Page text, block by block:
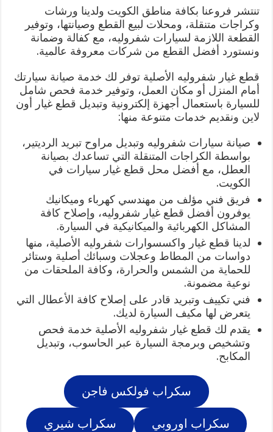
تنتشر فروعنا بكافة مناطق الكويت ولدينا ورشات
وكراجات متنقلة، ومحلات لبيع القطع وصيانتها، وتوفير
القطعة اللازمة لسيارات شفروليه، مع كفالة وضمانة
ونستورد أفضل القطع من شركات معروفة عالمية.
قطع غيار شفروليه الأصلية توفر لك خدمة صيانة سيارتك
أمام المنزل أو مكان العمل، وتوفير خدمة فحص شامل
للسيارة باستعمال أجهزة إلكترونية وتبديل قطع غيار أون
لاين ونقديم خدمات متنوعة منها:
صيانة سيارات شفروليه وتبديل مراوح تبريد الرديتير،
بواسطة الكراجات المتنقلة التي تساعدك بصيانة
العطل، مع أفضل محل قطع غيار سيارات في
الكويت.
فريق فني مؤلف من مهندسي كهرباء وميكانيك
يوفرون أفضل قطع غيار شفروليه، وإصلاح كافة
المشاكل الكهربائية والميكانيكية في السيارة.
لدينا قطع غيار واكسسوارات شفروليه الأصلية، منها
دواسات من المطاط وعجلات وسبائك أصلية وستائر
للحماية من الشمس والحرارة، وكافة الملحقات من
نوعية مضمونة.
فني تكييف وتبريد قادر على إصلاح كافة الأعطال التي
يتعرض لها مكيف السيارة لديك.
يقدم لك قطع غيار شفروليه الأصلية خدمة فحص
وتشخيص وبرمجة السيارة عبر الحاسوب، وتبديل
المكابح.
سكراب فولكس فاجن
سكراب اوروبي سكراب شيري